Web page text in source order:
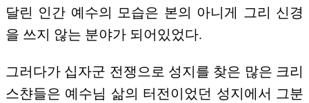
달린 인간 예수의 모습은 본의 아니게 그리 신경
을 쓰지 않는 분야가 되어있었다.
그러다가 십자군 전쟁으로 성지를 찾은 많은 크리
스챤들은 예수님 삶의 터전이었던 성지에서 그분